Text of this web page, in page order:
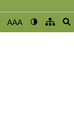
AAA